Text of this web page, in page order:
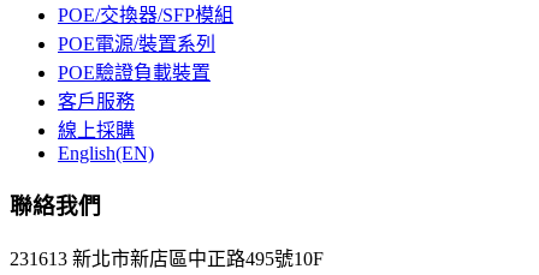
POE/交換器/SFP模組
POE電源/裝置系列
POE驗證負載裝置
客戶服務
線上採購
English(EN)
聯絡我們
231613 新北市新店區中正路495號10F